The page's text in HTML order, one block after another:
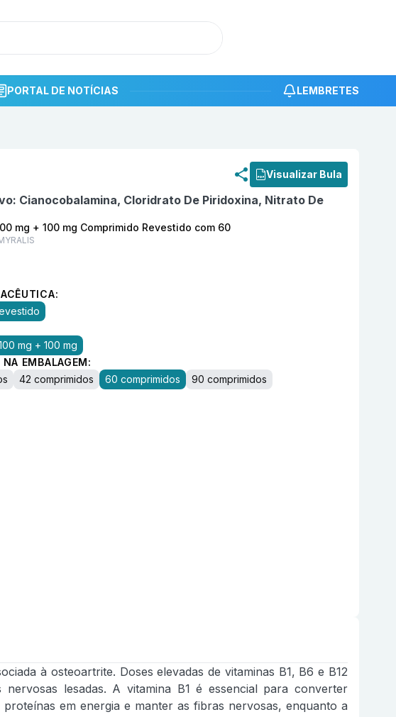
PORTAL DE NOTÍCIAS LEMBRETES
Visualizar Bula
Cianocobalamina, Cloridrato De Piridoxina, Nitrato De
mg + 100 mg Comprimido Revestido com 60
mg + 100 mg
EMBALAGEM:
42 comprimidos 60 comprimidos 90 comprimidos
à osteoartrite. Doses elevadas de vitaminas B1, B6 e B12
lesadas. A vitamina B1 é essencial para converter
em energia e manter as fibras nervosas, enquanto a